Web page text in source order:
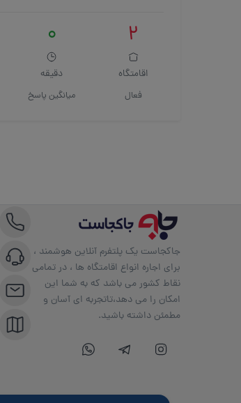
2
اقامتگاه
0
دقیقه
فعال میانگین پاسخ
جاکجاست یک پلتفرم آنلاین هوشمند ،
برای اجاره انواع اقامتگاه ها ، در تمامی
نقاط کشور می باشد که به شما این
امکان را می دهد،تاتجربه ای آسان و
مطمئن داشته باشید.